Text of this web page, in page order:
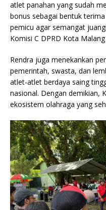
atlet panahan yang sudah
bonus sebagai bentuk
pemicu agar semangat
Komisi C DPRD Kota
Rendra juga menekankan
pemerintah, swasta, dan
atlet-atlet berdaya saing
nasional. Dengan demikian,
ekosistem olahraga yang